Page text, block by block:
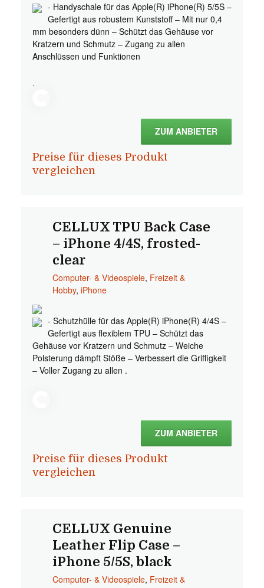
- Handyschale für das Apple(R) iPhone(R) 5/5S –
Gefertigt aus robustem Kunststoff – Mit nur 0,4
mm besonders dünn – Schützt das Gehäuse vor
Kratzern und Schmutz – Zugang zu allen
Anschlüssen und Funktionen
.
ZUM ANBIETER
Preise für dieses Produkt
vergleichen
CELLUX TPU Back Case
– iPhone 4/4S, frosted-
clear
Computer- & Videospiele, Freizeit &
Hobby, iPhone
- Schutzhülle für das Apple(R) iPhone(R) 4/4S –
Gefertigt aus flexiblem TPU – Schützt das
Gehäuse vor Kratzern und Schmutz – Weiche
Polsterung dämpft Stöße – Verbessert die Griffigkeit
– Voller Zugang zu allen .
ZUM ANBIETER
Preise für dieses Produkt
vergleichen
CELLUX Genuine
Leather Flip Case –
iPhone 5/5S, black
Computer- & Videospiele, Freizeit &